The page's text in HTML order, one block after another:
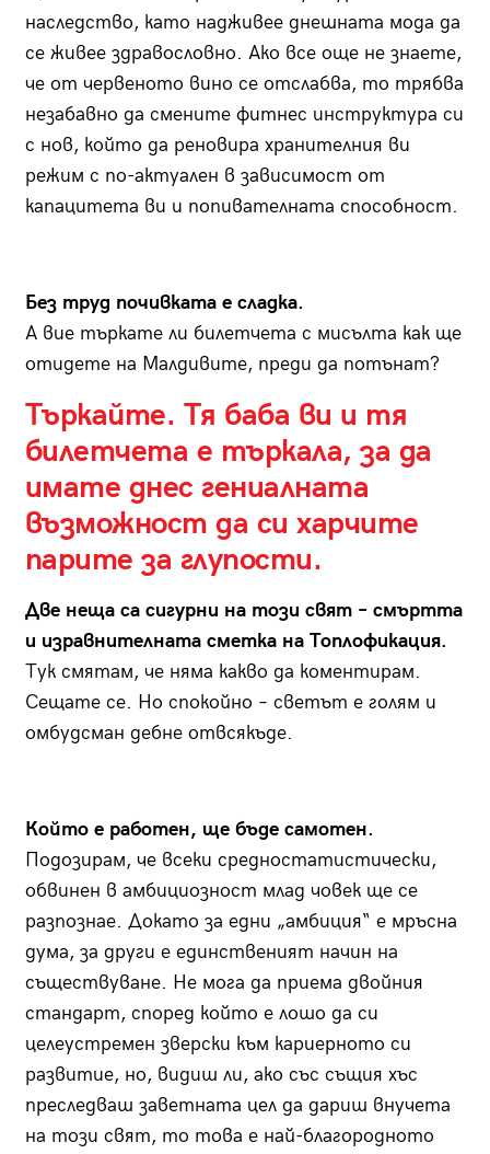
наследство, като надживее днешната мода да
се живее здравословно. Ако все още не знаете,
че от червеното вино се отслабва, то трябва
незабавно да смените фитнес инструктура си
с нов, който да реновира хранителния ви
режим с по-актуален в зависимост от
капацитета ви и попивателната способност.
Без труд почивката е сладка.
А вие търкате ли билетчета с мисълта как ще
отидете на Малдивите, преди да потънат?
Търкайте. Тя баба ви и тя
билетчета е търкала, за да
имате днес гениалната
възможност да си харчите
парите за глупости.
Две неща са сигурни на този свят – смъртта
и изравнителната сметка на Топлофикация.
Тук смятам, че няма какво да коментирам.
Сещате се. Но спокойно – светът е голям и
омбудсман дебне отвсякъде.
Който е работен, ще бъде самотен.
Подозирам, че всеки средностатистически,
обвинен в амбициозност млад човек ще се
разпознае. Докато за едни „амбиция“ е мръсна
дума, за други е единственият начин на
съществуване. Не мога да приема двойния
стандарт, според който е лошо да си
целеустремен зверски към кариерното си
развитие, но, видиш ли, ако със същия хъс
преследваш заветната цел да дариш внучета
на този свят, то това е най-благородното